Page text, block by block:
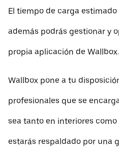
El tiempo de carga estimado
además podrás gestionar y
propia aplicación de Wallbox.
Wallbox pone a tu
profesionales que se
sea tanto en interiores como
estarás respaldado por una